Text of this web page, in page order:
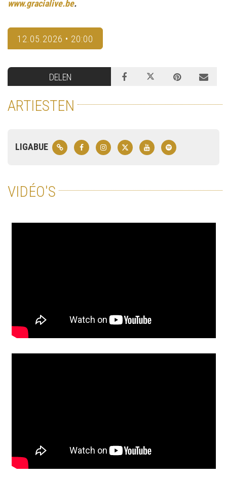
www.gracialive.be.
12.05.2026 • 20:00
DELEN
ARTIESTEN
LIGABUE
VIDÉO'S